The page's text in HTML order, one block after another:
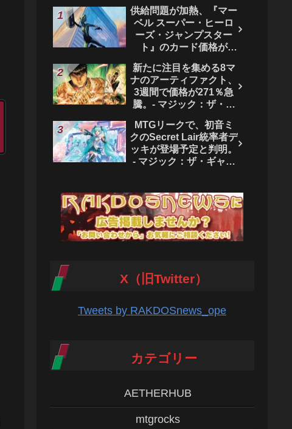
供給問題が加熱、『マー
ベル スーパー・ヒーロ
ーズ・ジャンプスター
ト』のカード価格が
ク：ザ・ギャザリング
新たに注目を集める8マ
ナのアーティファクト、
3週間で価格が271％急
騰。- マジック：ザ・ギ
MTGリークで、初音ミ
クのSecret Lair統率者デ
ッキが登場予定と判明。
- マジック：ザ・ギャザ
X（旧Twitter）
Tweets by RAKDOSnews_ope
カテゴリー
AETHERHUB
mtgrocks